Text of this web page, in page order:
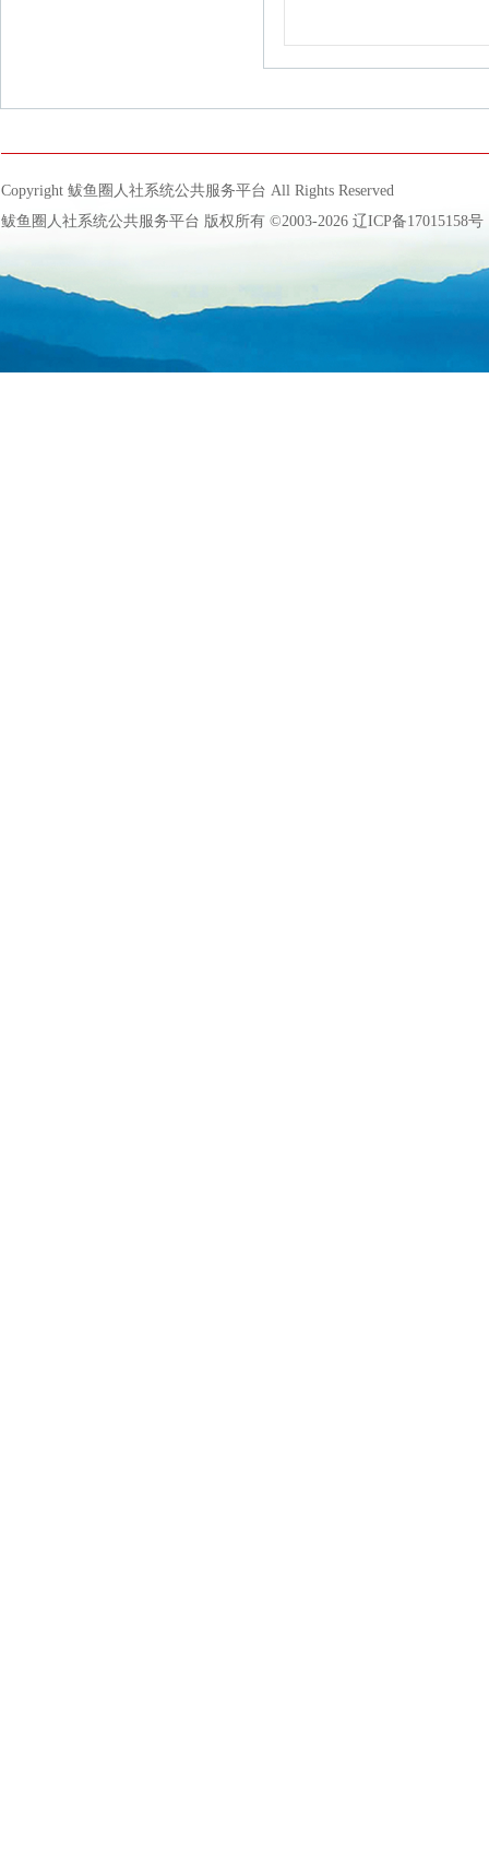
Copyright 鲅鱼圈人社系统公共服务平台 All Rights Reserved
鲅鱼圈人社系统公共服务平台 版权所有 ©2003-2026 辽ICP备17015158号